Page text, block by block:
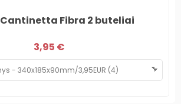
Cantinetta Fibra 2 buteliai
3,95 €